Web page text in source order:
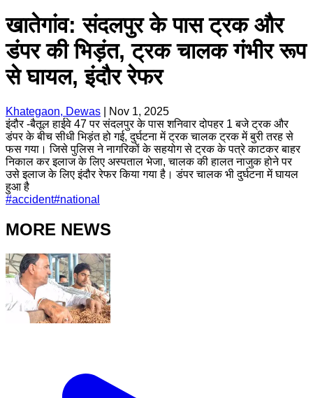
खातेगांव: संदलपुर के पास ट्रक और
डंपर की भिड़ंत, ट्रक चालक गंभीर रूप
से घायल, इंदौर रेफर
Khategaon, Dewas
Nov 1, 2025
इंदौर -बैतूल हाईवे 47 पर संदलपुर के पास शनिवार दोपहर 1 बजे ट्रक और
डंपर के बीच सीधी भिड़ंत हो गई, दुर्घटना में ट्रक चालक ट्रक में बुरी तरह से
फस गया। जिसे पुलिस ने नागरिकों के सहयोग से ट्रक के पत्रे काटकर बाहर
निकाल कर इलाज के लिए अस्पताल भेजा, चालक की हालत नाजुक होने पर
उसे इलाज के लिए इंदौर रेफर किया गया है। डंपर चालक भी दुर्घटना में घायल
हुआ है
#accident#national
MORE NEWS